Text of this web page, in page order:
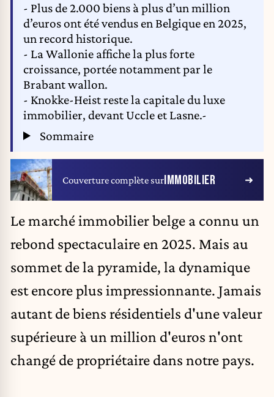
- Plus de 2.000 biens à plus d’un million
d’euros ont été vendus en Belgique en 2025,
un record historique.
- La Wallonie affiche la plus forte
croissance, portée notamment par le
Brabant wallon.
- Knokke-Heist reste la capitale du luxe
immobilier, devant Uccle et Lasne.-
Sommaire
Couverture complète surIMMOBILIER
Le marché immobilier belge a connu un
rebond spectaculaire en 2025. Mais au
sommet de la pyramide, la dynamique
est encore plus impressionnante. Jamais
autant de biens résidentiels d'une valeur
supérieure à un million d'euros n'ont
changé de propriétaire dans notre pays.